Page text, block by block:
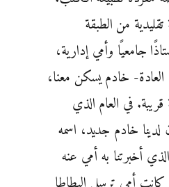
من الطبقة
جامعيًا وأمي إدارية،
خادم يسكن معنا،
في العام الذي
لدينا خادم جديد، اسمه
أخبرتنا به أمي عنه